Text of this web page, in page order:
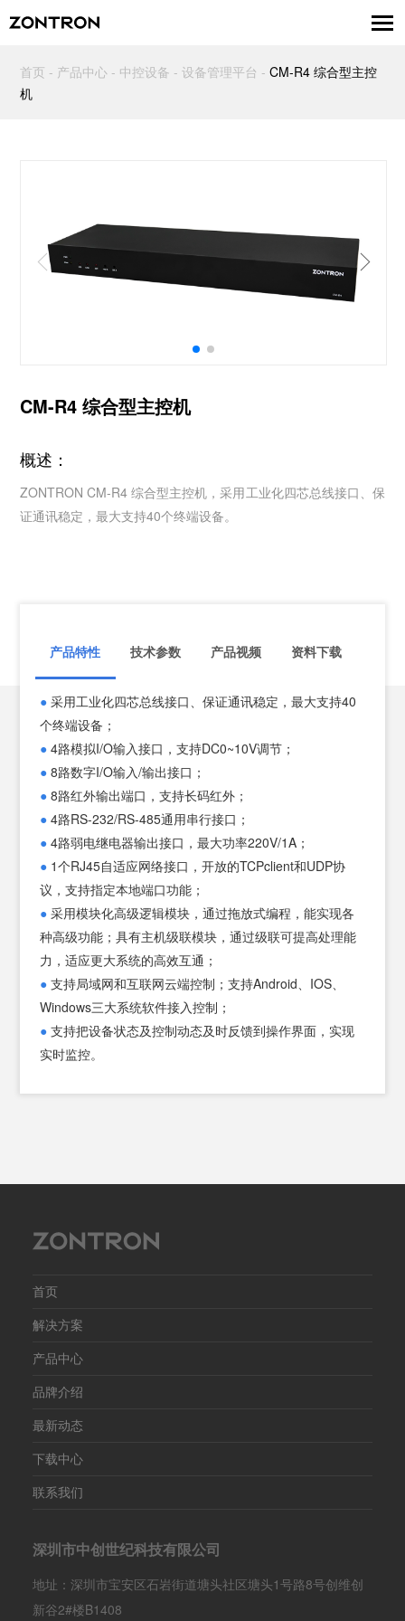
首页 - 产品中心 - 中控设备 -设备管理平台 -CM-R4 综合型主控
机
CM-R4 综合型主控机
概述：
ZONTRON CM-R4 综合型主控机，采用工业化四芯总线接口、保
证通讯稳定，最大支持40个终端设备。
产品特性 技术参数 产品视频 资料下载
● 采用工业化四芯总线接口、保证通讯稳定，最大支持40
个终端设备；
● 4路模拟I/O输入接口，支持DC0~10V调节；
● 8路数字I/O输入/输出接口；
● 8路红外输出端口，支持长码红外；
● 4路RS-232/RS-485通用串行接口；
● 4路弱电继电器输出接口，最大功率220V/1A；
● 1个RJ45自适应网络接口，开放的TCPclient和UDP协
议，支持指定本地端口功能；
● 采用模块化高级逻辑模块，通过拖放式编程，能实现各
种高级功能；具有主机级联模块，通过级联可提高处理能
力，适应更大系统的高效互通；
● 支持局域网和互联网云端控制；支持Android、IOS、
Windows三大系统软件接入控制；
● 支持把设备状态及控制动态及时反馈到操作界面，实现
实时监控。
首页
解决方案
产品中心
品牌介绍
最新动态
下载中心
联系我们
深圳市中创世纪科技有限公司
地址：深圳市宝安区石岩街道塘头社区塘头1号路8号创维创
新谷2#楼B1408